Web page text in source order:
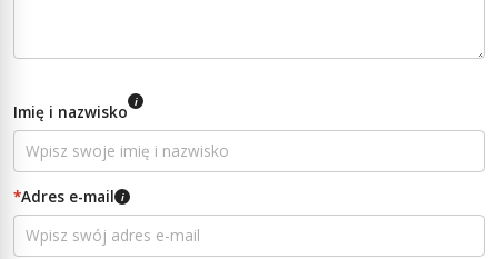
Imię i nazwisko i
*Adres e-mail i